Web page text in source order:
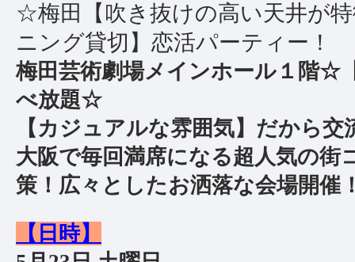
☆梅田【吹き抜けの高い天井が
ニング貸切】恋活パーティー！
梅田芸術劇場メインホール１階☆
べ放題☆
【カジュアルな雰囲気】だから交
大阪で毎回満席になる超人気の街
策！広々としたお洒落な会場開催
【日時】